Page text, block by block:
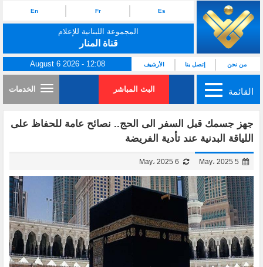
Es
Fr
En
المجموعة اللبنانية للإعلام
قناة المنار
من نحن إتصل بنا الأرشيف August 6 2026 - 12:08
القائمة البث المباشر الخدمات
جهز جسمك قبل السفر الى الحج.. نصائح عامة للحفاظ على
اللياقة البدنية عند تأدية الفريضة
5 May، 2025 6 May، 2025